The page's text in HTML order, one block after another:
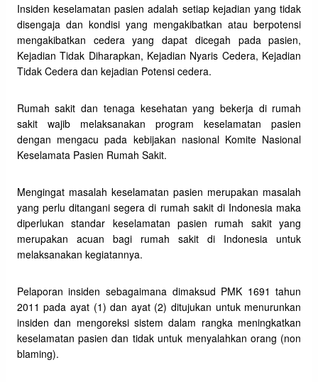
Insiden keselamatan pasien adalah setiap kejadian yang tidak
disengaja dan kondisi yang mengakibatkan atau berpotensi
mengakibatkan cedera yang dapat dicegah pada pasien,
Kejadian Tidak Diharapkan, Kejadian Nyaris Cedera, Kejadian
Tidak Cedera dan kejadian Potensi cedera.
Rumah sakit dan tenaga kesehatan yang bekerja di rumah
sakit wajib melaksanakan program keselamatan pasien
dengan mengacu pada kebijakan nasional Komite Nasional
Keselamata Pasien Rumah Sakit.
Mengingat masalah keselamatan pasien merupakan masalah
yang perlu ditangani segera di rumah sakit di Indonesia maka
diperlukan standar keselamatan pasien rumah sakit yang
merupakan acuan bagi rumah sakit di Indonesia untuk
melaksanakan kegiatannya.
Pelaporan insiden sebagaimana dimaksud PMK 1691 tahun
2011 pada ayat (1) dan ayat (2) ditujukan untuk menurunkan
insiden dan mengoreksi sistem dalam rangka meningkatkan
keselamatan pasien dan tidak untuk menyalahkan orang (non
blaming).